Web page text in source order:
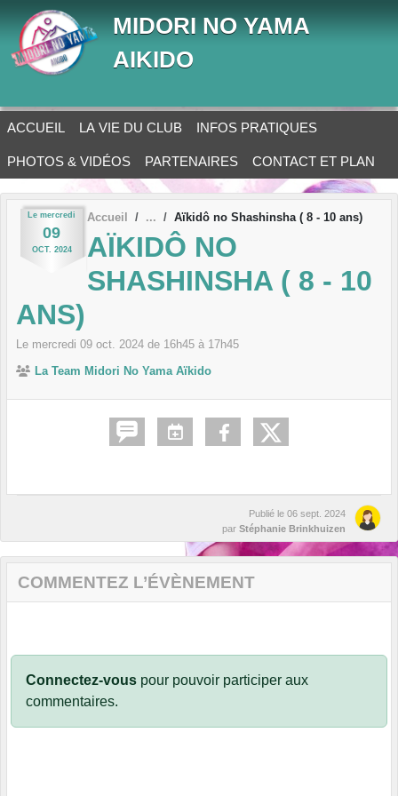
MIDORI NO YAMA
AIKIDO
ACCUEIL LA VIE DU CLUB INFOS PRATIQUES
PHOTOS & VIDÉOS PARTENAIRES CONTACT ET PLAN
Le mercredi
09
OCT. 2024
Accueil Aïkidô no Shashinsha ( 8 - 10 ans)
AÏKIDÔ NO
SHASHINSHA ( 8 - 10
ANS)
Le mercredi 09 oct. 2024 de 16h45 à 17h45
La Team Midori No Yama Aïkido
Publié le 06 sept. 2024
par Stéphanie Brinkhuizen
COMMENTEZ L’ÉVÈNEMENT
Connectez-vous pour pouvoir participer aux
commentaires.
Panneau de gestion des cookies